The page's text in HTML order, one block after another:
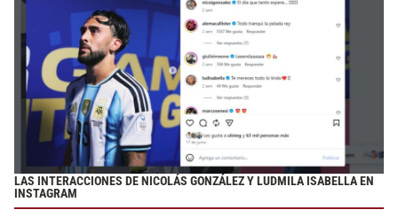
LAS INTERACCIONES DE NICOLÁS GONZÁLEZ Y LUDMILA ISABELLA EN
INSTAGRAM